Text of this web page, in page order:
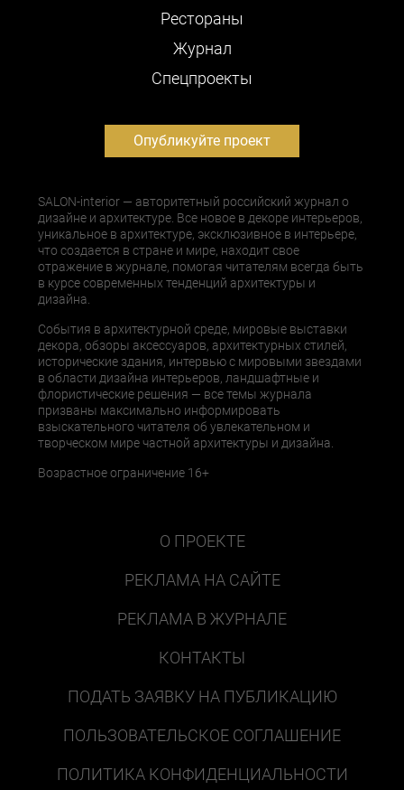
Рестораны
Журнал
Cпецпроекты
Опубликуйте проект
SALON-interior — авторитетный российский журнал о
дизайне и архитектуре. Все новое в декоре интерьеров,
уникальное в архитектуре, эксклюзивное в интерьере,
что создается в стране и мире, находит свое
отражение в журнале, помогая читателям всегда быть
в курсе современных тенденций архитектуры и
дизайна.
События в архитектурной среде, мировые выставки
декора, обзоры аксессуаров, архитектурных стилей,
исторические здания, интервью с мировыми звездами
в области дизайна интерьеров, ландшафтные и
флористические решения — все темы журнала
призваны максимально информировать
взыскательного читателя об увлекательном и
творческом мире частной архитектуры и дизайна.
Возрастное ограничение 16+
О ПРОЕКТЕ
РЕКЛАМА НА САЙТЕ
РЕКЛАМА В ЖУРНАЛЕ
КОНТАКТЫ
ПОДАТЬ ЗАЯВКУ НА ПУБЛИКАЦИЮ
ПОЛЬЗОВАТЕЛЬСКОЕ СОГЛАШЕНИЕ
ПОЛИТИКА КОНФИДЕНЦИАЛЬНОСТИ